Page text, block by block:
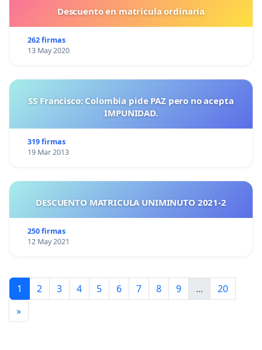
Descuento en matricula ordinaria
262 firmas
13 May 2020
SS Francisco: Colombia pide PAZ pero no acepta
IMPUNIDAD.
319 firmas
19 Mar 2013
DESCUENTO MATRICULA UNIMINUTO 2021-2
250 firmas
12 May 2021
1 2 3 4 5 6 7 8 9 ...
20
»